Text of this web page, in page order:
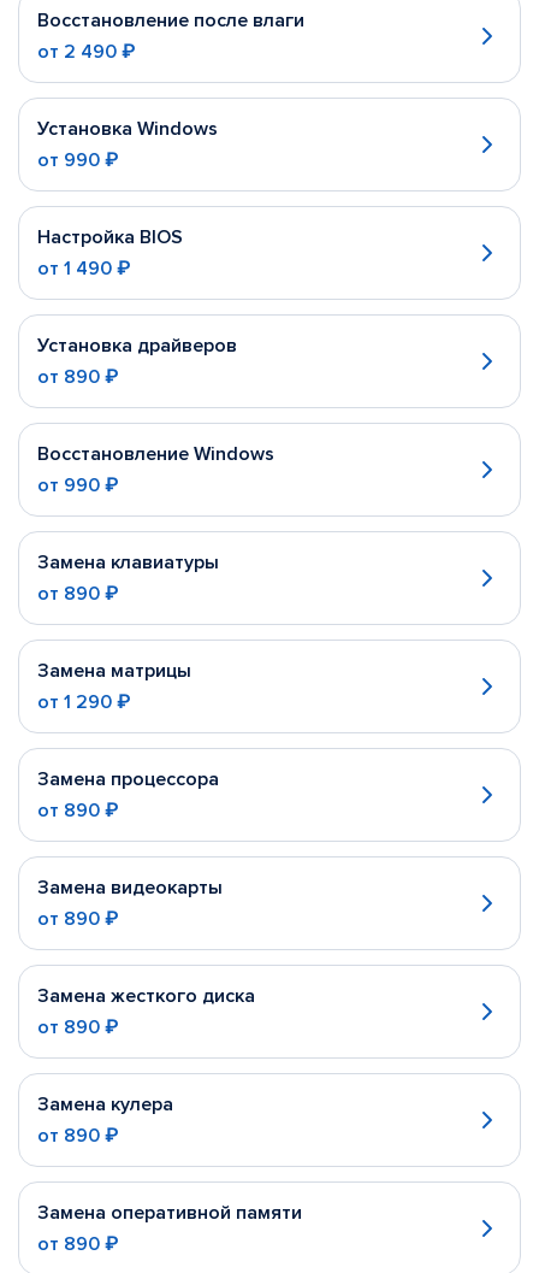
Восстановление после влаги
от 2 490 ₽
Установка Windows
от 990 ₽
Настройка BIOS
от 1 490 ₽
Установка драйверов
от 890 ₽
Восстановление Windows
от 990 ₽
Замена клавиатуры
от 890 ₽
Замена матрицы
от 1 290 ₽
Замена процессора
от 890 ₽
Замена видеокарты
от 890 ₽
Замена жесткого диска
от 890 ₽
Замена кулера
от 890 ₽
Замена оперативной памяти
от 890 ₽